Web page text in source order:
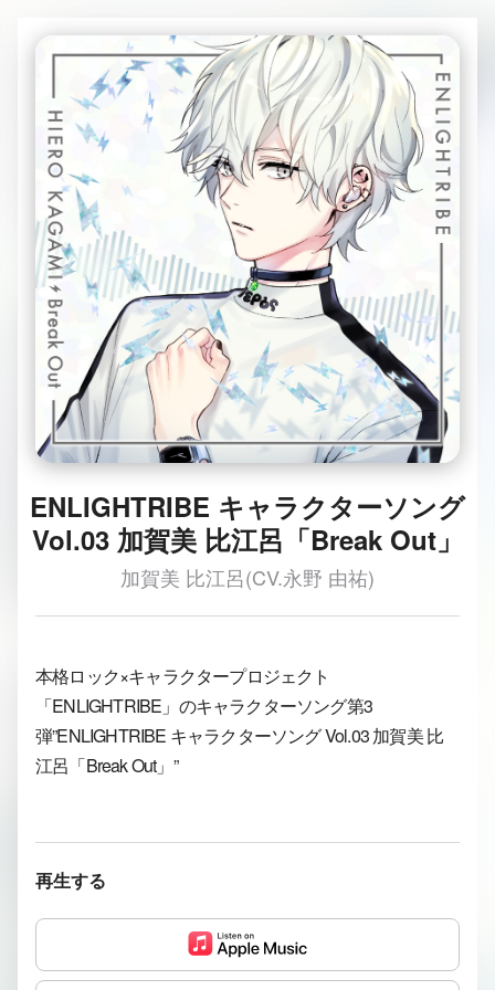
ENLIGHTRIBE キャラクターソング
Vol.03 加賀美 比江呂「Break Out」
加賀美 比江呂(CV.永野 由祐)
本格ロック×キャラクタープロジェクト
「ENLIGHTRIBE」のキャラクターソング第3
弾”ENLIGHTRIBE キャラクターソング Vol.03 加賀美 比
江呂「Break Out」”
再生する